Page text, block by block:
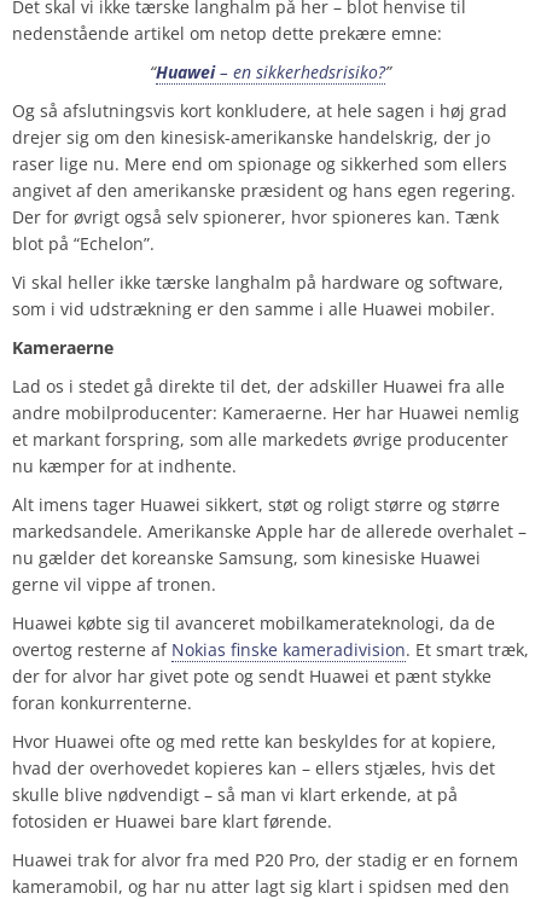
Det skal vi ikke tærske langhalm på her – blot henvise til
nedenstående artikel om netop dette prekære emne:
“Huawei– en sikkerhedsrisiko?”
Og så afslutningsvis kort konkludere, at hele sagen i høj grad
drejer sig om den kinesisk-amerikanske handelskrig, der jo
raser lige nu. Mere end om spionage og sikkerhed som ellers
angivet af den amerikanske præsident og hans egen regering.
Der for øvrigt også selv spionerer, hvor spioneres kan. Tænk
blot på “Echelon”.
Vi skal heller ikke tærske langhalm på hardware og software,
som i vid udstrækning er den samme i alle Huawei mobiler.
Kameraerne
Lad os i stedet gå direkte til det, der adskiller Huawei fra alle
andre mobilproducenter: Kameraerne. Her har Huawei nemlig
et markant forspring, som alle markedets øvrige producenter
nu kæmper for at indhente.
Alt imens tager Huawei sikkert, støt og roligt større og større
markedsandele. Amerikanske Apple har de allerede overhalet –
nu gælder det koreanske Samsung, som kinesiske Huawei
gerne vil vippe af tronen.
Huawei købte sig til avanceret mobilkamerateknologi, da de
overtog resterne af Nokias finske kameradivision. Et smart træk,
der for alvor har givet pote og sendt Huawei et pænt stykke
foran konkurrenterne.
Hvor Huawei ofte og med rette kan beskyldes for at kopiere,
hvad der overhovedet kopieres kan – ellers stjæles, hvis det
skulle blive nødvendigt – så man vi klart erkende, at på
fotosiden er Huawei bare klart førende.
Huawei trak for alvor fra med P20 Pro, der stadig er en fornem
kameramobil, og har nu atter lagt sig klart i spidsen med den